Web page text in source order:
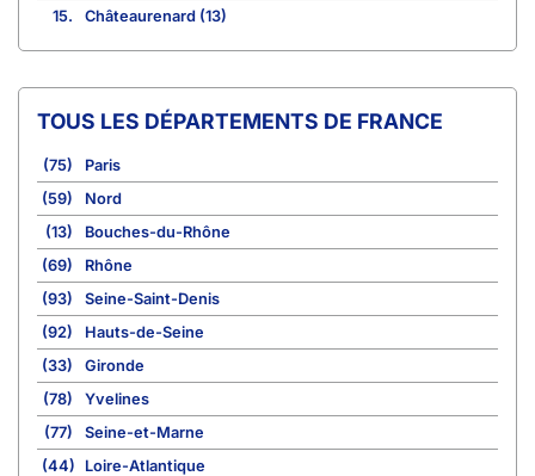
15.
Châteaurenard (13)
TOUS LES DÉPARTEMENTS DE FRANCE
(75)
Paris
(59)
Nord
(13)
Bouches-du-Rhône
(69)
Rhône
(93)
Seine-Saint-Denis
(92)
Hauts-de-Seine
(33)
Gironde
(78)
Yvelines
(77)
Seine-et-Marne
(44)
Loire-Atlantique